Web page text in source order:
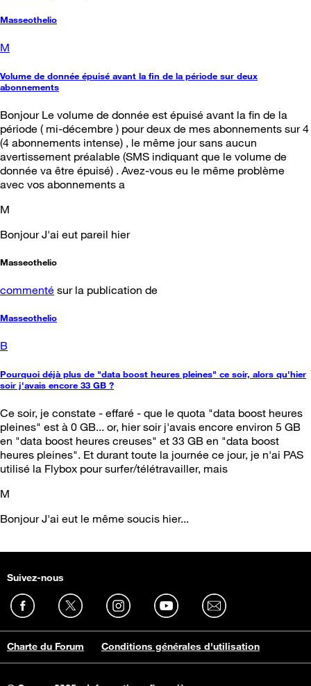
Masseothelio
M
Volume de donnée épuisé avant la fin de la période sur deux
abonnements
Bonjour Le volume de donnée est épuisé avant la fin de la
période ( mi-décembre ) pour deux de mes abonnements sur 4
(4 abonnements intense) , le même jour sans aucun
avertissement préalable (SMS indiquant que le volume de
donnée va être épuisé) . Avez-vous eu le même problème
avec vos abonnements a
M
Bonjour J'ai eut pareil hier
Masseothelio
commenté sur la publication de
Masseothelio
B
Pourquoi déjà plus de "data boost heures pleines" ce soir, alors qu'hier
soir j'avais encore 33 GB ?
Ce soir, je constate - effaré - que le quota "data boost heures
pleines" est à 0 GB... or, hier soir j'avais encore environ 5 GB
en "data boost heures creuses" et 33 GB en "data boost
heures pleines". Et durant toute la journée ce jour, je n'ai PAS
utilisé la Flybox pour surfer/télétravailler, mais
M
Bonjour J'ai eut le même soucis hier...
Suivez-nous
Charte du Forum Conditions générales d'utilisation